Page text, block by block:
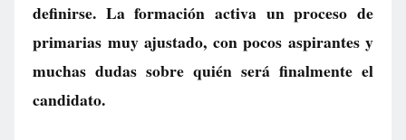
definirse. La formación activa un proceso de
primarias muy ajustado, con pocos aspirantes y
muchas dudas sobre quién será finalmente el
candidato.